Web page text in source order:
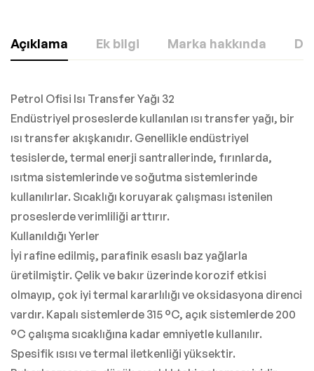
Açıklama Ek bilgi Marka hakkında
Petrol Ofisi Isı Transfer Yağı 32
Endüstriyel proseslerde kullanılan ısı transfer yağı, bir
ısı transfer akışkanıdır. Genellikle endüstriyel
tesislerde, termal enerji santrallerinde, fırınlarda,
ısıtma sistemlerinde ve soğutma sistemlerinde
kullanılırlar. Sıcaklığı koruyarak çalışması istenilen
proseslerde verimliliği arttırır.
Kullanıldığı Yerler
İyi rafine edilmiş, parafinik esaslı baz yağlarla
üretilmiştir. Çelik ve bakır üzerinde korozif etkisi
olmayıp, çok iyi termal kararlılığı ve oksidasyona direnci
vardır. Kapalı sistemlerde 315 °C, açık sistemlerde 200
°C çalışma sıcaklığına kadar emniyetle kullanılır.
Spesifik ısısı ve termal iletkenliği yüksektir.